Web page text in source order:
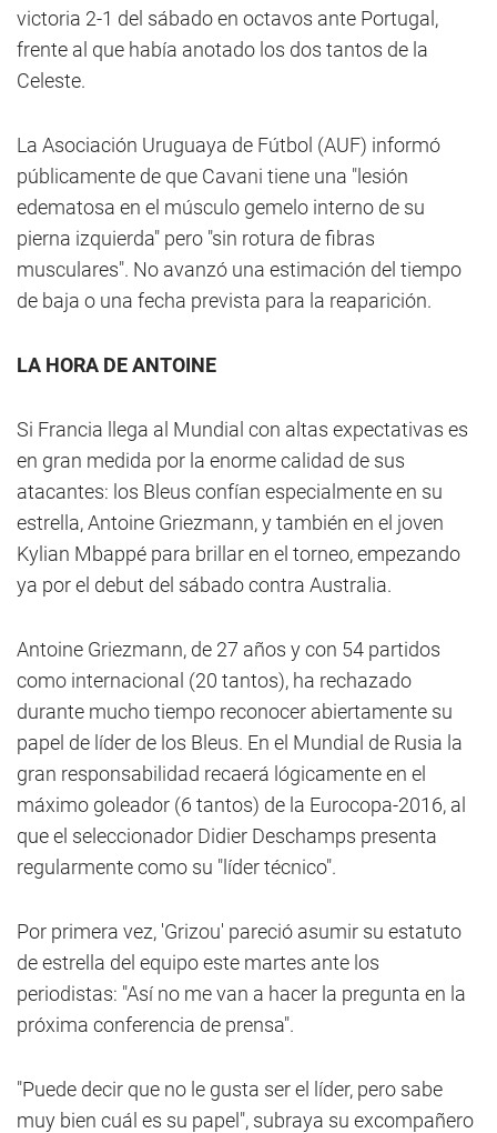
victoria 2-1 del sábado en octavos ante Portugal,
frente al que había anotado los dos tantos de la
Celeste.
La Asociación Uruguaya de Fútbol (AUF) informó
públicamente de que Cavani tiene una "lesión
edematosa en el músculo gemelo interno de su
pierna izquierda" pero "sin rotura de fibras
musculares". No avanzó una estimación del tiempo
de baja o una fecha prevista para la reaparición.
LA HORA DE ANTOINE
Si Francia llega al Mundial con altas expectativas es
en gran medida por la enorme calidad de sus
atacantes: los Bleus confían especialmente en su
estrella, Antoine Griezmann, y también en el joven
Kylian Mbappé para brillar en el torneo, empezando
ya por el debut del sábado contra Australia.
Antoine Griezmann, de 27 años y con 54 partidos
como internacional (20 tantos), ha rechazado
durante mucho tiempo reconocer abiertamente su
papel de líder de los Bleus. En el Mundial de Rusia la
gran responsabilidad recaerá lógicamente en el
máximo goleador (6 tantos) de la Eurocopa-2016, al
que el seleccionador Didier Deschamps presenta
regularmente como su "líder técnico".
Por primera vez, 'Grizou' pareció asumir su estatuto
de estrella del equipo este martes ante los
periodistas: "Así no me van a hacer la pregunta en la
próxima conferencia de prensa".
"Puede decir que no le gusta ser el líder, pero sabe
muy bien cuál es su papel", subraya su excompañero